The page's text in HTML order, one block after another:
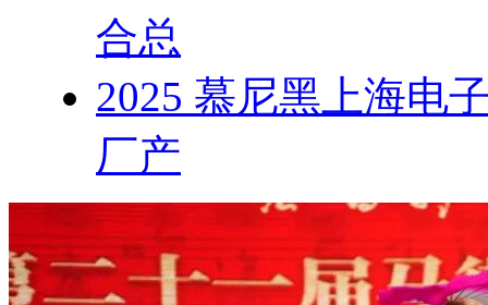
合总
2025 慕尼黑上海电
厂产